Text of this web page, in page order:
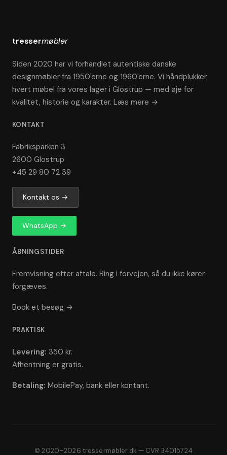
tressermøbler
Siden 2020 har vi forhandlet autentiske danske
designmøbler fra 1950'erne og 1960'erne. Vi håndplukker
hvert møbel fra vores lager i Glostrup — med øje for
kvalitet, historie og karakter. Læs mere →
KONTAKT
Fabriksparken 3
2600 Glostrup
+45 29 80 72 39
Kontakt os →
WhatsApp →
ÅBNINGSTIDER
Fremvisning efter aftale. Ring i forvejen, så du ikke kører
forgæves.
Book et besøg →
PRAKTISK
Levering: 350 kr.
Afhentning er gratis.
Betaling: MobilePay, bank eller kontant.
© 2020–2026 tressermøbler.dk — CVR 34015724